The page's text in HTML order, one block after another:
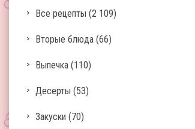
Все рецепты (2 109)
Вторые блюда (66)
Выпечка (110)
Десерты (53)
Закуски (70)